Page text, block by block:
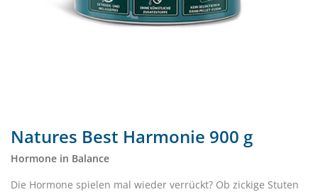
Natures Best Harmonie 900 g
Hormone in Balance
Die Hormone spielen mal wieder verrückt? Ob zickige Stuten